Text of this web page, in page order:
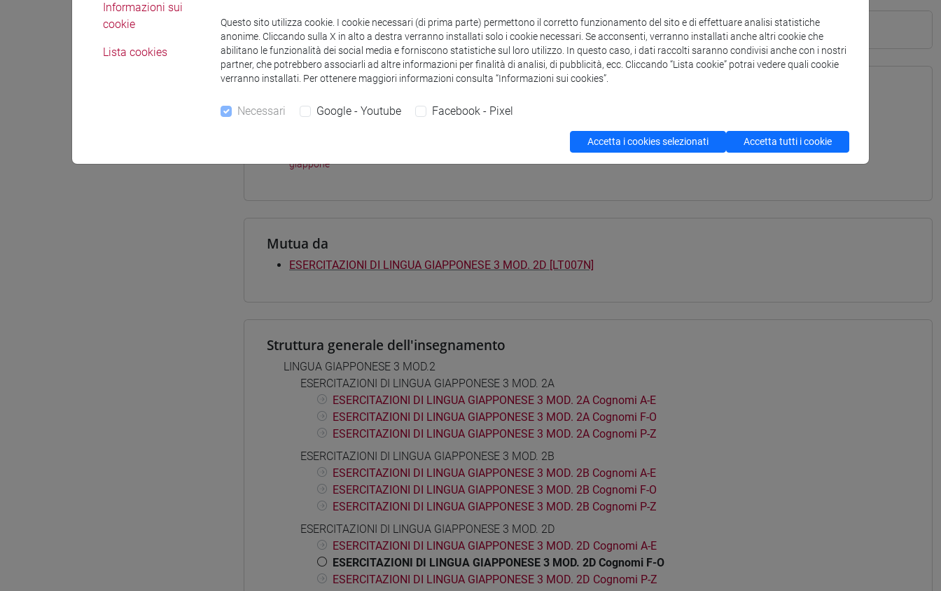
Materiali su Moodle
[LT40] LINGUE, CULTURE E SOCIETÀ DELL'ASIA E DELL'AFRICA MEDITERRANEA - Laurea
[LTR40] LINGUE, CULTURE E SOCIETÀ DELL'ASIA E DELL'AFRICA MEDITERRANEA - Laurea
giappone
Mutua da
ESERCITAZIONI DI LINGUA GIAPPONESE 3 MOD. 2D [LT007N]
Struttura generale dell'insegnamento
LINGUA GIAPPONESE 3 MOD.2
ESERCITAZIONI DI LINGUA GIAPPONESE 3 MOD. 2A
ESERCITAZIONI DI LINGUA GIAPPONESE 3 MOD. 2A Cognomi A-E
ESERCITAZIONI DI LINGUA GIAPPONESE 3 MOD. 2A Cognomi F-O
ESERCITAZIONI DI LINGUA GIAPPONESE 3 MOD. 2A Cognomi P-Z
ESERCITAZIONI DI LINGUA GIAPPONESE 3 MOD. 2B
ESERCITAZIONI DI LINGUA GIAPPONESE 3 MOD. 2B Cognomi A-E
ESERCITAZIONI DI LINGUA GIAPPONESE 3 MOD. 2B Cognomi F-O
ESERCITAZIONI DI LINGUA GIAPPONESE 3 MOD. 2B Cognomi P-Z
ESERCITAZIONI DI LINGUA GIAPPONESE 3 MOD. 2D
ESERCITAZIONI DI LINGUA GIAPPONESE 3 MOD. 2D Cognomi A-E
ESERCITAZIONI DI LINGUA GIAPPONESE 3 MOD. 2D Cognomi F-O
ESERCITAZIONI DI LINGUA GIAPPONESE 3 MOD. 2D Cognomi P-Z
Informazioni sui
cookie
Lista cookies
Questo sito utilizza cookie. I cookie necessari (di prima parte) permettono il corretto funzionamento del sito e di effettuare analisi statistiche
anonime. Cliccando sulla X in alto a destra verranno installati solo i cookie necessari. Se acconsenti, verranno installati anche altri cookie che
abilitano le funzionalità dei social media e forniscono statistiche sul loro utilizzo. In questo caso, i dati raccolti saranno condivisi anche con i nostri
partner, che potrebbero associarli ad altre informazioni per finalità di analisi, di pubblicità, ecc. Cliccando “Lista cookie” potrai vedere quali cookie
verranno installati. Per ottenere maggiori informazioni consulta “Informazioni sui cookies”.
Necessari Google - Youtube Facebook - Pixel
Accetta i cookies selezionati Accetta tutti i cookie